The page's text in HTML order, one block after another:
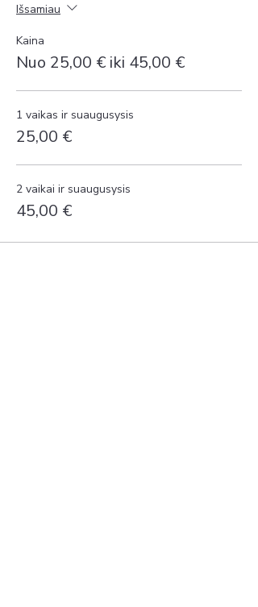
užduotis ar kitaip atsikvėps.
Dirbtuvių metu fotografuosime/filmuosime.
naudojami socialiniuose tinkluose ar
internetinėje svetainėje.
Išsamiau
Kaina
Nuo 25,00 € iki 45,00 €
1 vaikas ir suaugusysis
25,00 €
2 vaikai ir suaugusysis
45,00 €